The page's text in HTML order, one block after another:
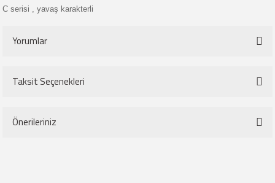
C serisi , yavaş karakterli
Yorumlar
Taksit Seçenekleri
Önerileriniz